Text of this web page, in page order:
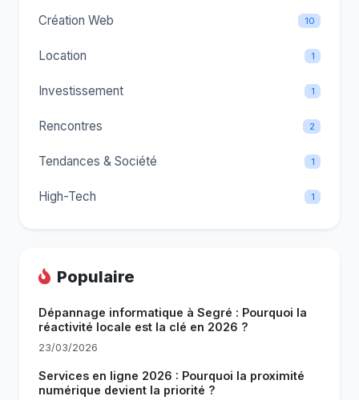
Création Web 10
Location 1
Investissement 1
Rencontres 2
Tendances & Société 1
High-Tech 1
Populaire
Dépannage informatique à Segré : Pourquoi la
réactivité locale est la clé en 2026 ?
23/03/2026
Services en ligne 2026 : Pourquoi la proximité
numérique devient la priorité ?